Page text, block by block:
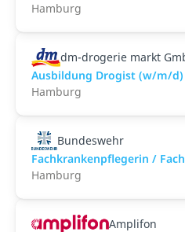
Hamburg
dm-drogerie markt
Ausbildung Drogist (w/m/d)
Hamburg
Bundeswehr
Fachkrankenpflegerin /
Hamburg
Amplifon